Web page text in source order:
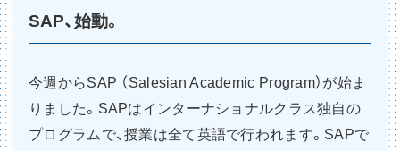
SAP、始動。
今週からSAP （Salesian Academic Program）が始ま
りました。SAPはインターナショナルクラス独自の
プログラムで、授業は全て英語で行われます。SAPで